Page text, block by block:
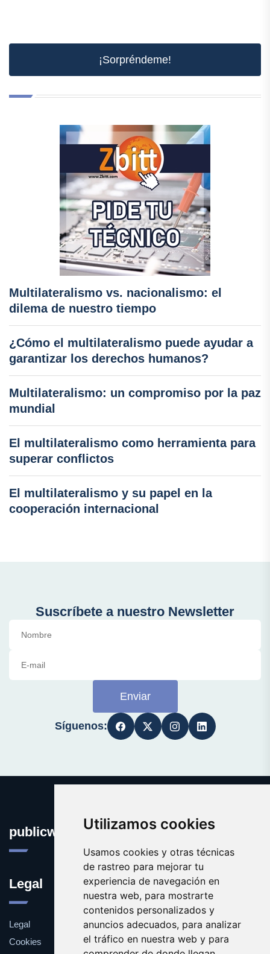
Utilizamos cookies
Usamos cookies y otras técnicas
de rastreo para mejorar tu
experiencia de navegación en
nuestra web, para mostrarte
contenidos personalizados y
anuncios adecuados, para analizar
el tráfico en nuestra web y para
¡Sorpréndeme!
Multilateralismo vs. nacionalismo: el
dilema de nuestro tiempo
¿Cómo el multilateralismo puede ayudar a
garantizar los derechos humanos?
Multilateralismo: un compromiso por la paz
mundial
El multilateralismo como herramienta para
superar conflictos
El multilateralismo y su papel en la
cooperación internacional
Suscríbete a nuestro Newsletter
Enviar
Síguenos:
publicworldopinion.com
Legal
Legal
Cookies